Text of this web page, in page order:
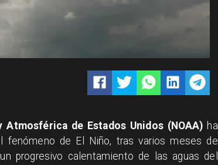
de Estados Unidos (NOAA) ha
fenómeno de El Niño, tras varios meses de
progresivo calentamiento de las aguas del